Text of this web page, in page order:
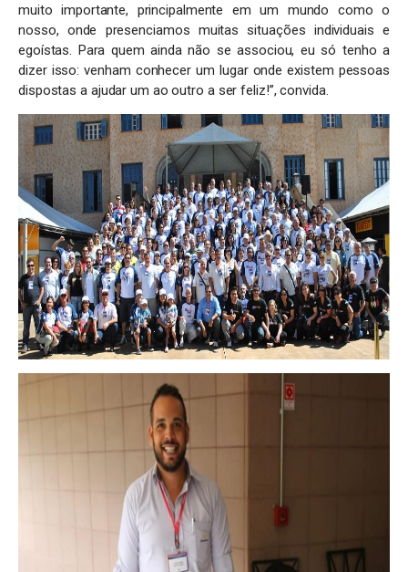
muito importante, principalmente em um mundo como o
nosso, onde presenciamos muitas situações individuais e
egoístas. Para quem ainda não se associou, eu só tenho a
dizer isso: venham conhecer um lugar onde existem pessoas
dispostas a ajudar um ao outro a ser feliz!”, convida.